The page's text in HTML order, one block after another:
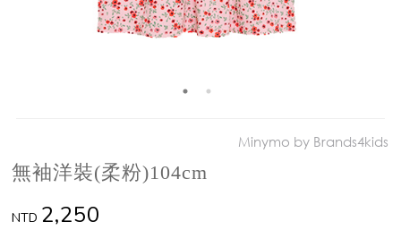
Minymo by Brands4kids
無袖洋裝(柔粉)104cm
NTD 2,250